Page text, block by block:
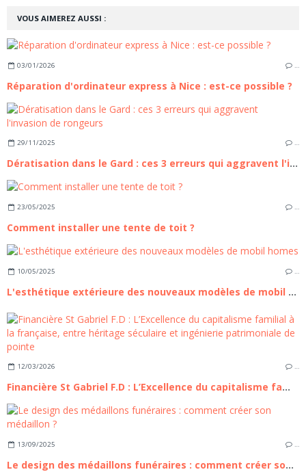
VOUS AIMEREZ AUSSI :
03/01/2026 …
Réparation d'ordinateur express à Nice : est-ce possible ?
29/11/2025 …
Dératisation dans le Gard : ces 3 erreurs qui aggravent l'invasion de rongeurs
23/05/2025 …
Comment installer une tente de toit ?
10/05/2025 …
L'esthétique extérieure des nouveaux modèles de mobil homes
12/03/2026 …
Financière St Gabriel F.D : L’Excellence du capitalisme familial à la française, entre héritage séculaire et ingénierie patrimoniale de pointe
13/09/2025 …
Le design des médaillons funéraires : comment créer son médaillon ?